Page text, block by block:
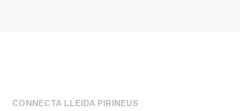
CONNECTA LLEIDA PIRINEUS